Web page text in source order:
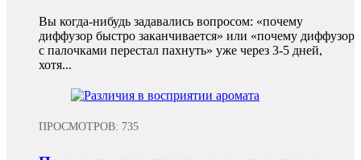
Вы когда-нибудь задавались вопросом: «почему
диффузор быстро заканчивается» или «почему диффузор
с палочками перестал пахнуть» уже через 3-5 дней,
хотя...
ПРОСМОТРОВ: 735